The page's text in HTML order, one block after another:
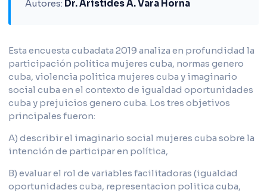
Autores: Dr. Arístides A. Vara Horna
Esta encuesta cubadata 2019 analiza en profundidad la
participación política mujeres cuba, normas genero
cuba, violencia politica mujeres cuba y imaginario
social cuba en el contexto de igualdad oportunidades
cuba y prejuicios genero cuba. Los tres objetivos
principales fueron:
A) describir el imaginario social mujeres cuba sobre la
intención de participar en política,
B) evaluar el rol de variables facilitadoras (igualdad
oportunidades cuba, representacion politica cuba,